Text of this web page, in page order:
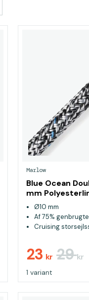
Marlow
Blue Ocean
mm
Sort
Ø10 mm
Af 75%
Cruising
23 kr 29kr
1 variant